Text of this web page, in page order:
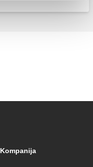
Kompanija